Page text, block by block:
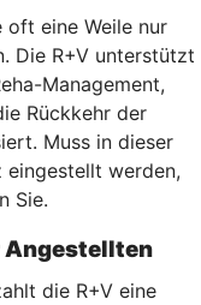
oft eine Weile nur
Die R+V unterstützt
Management,
Rückkehr der
Muss in dieser
eingestellt werden,
Sie.
Angestellten
die R+V eine